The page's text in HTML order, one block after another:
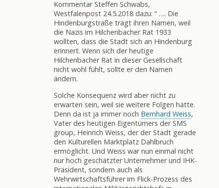
Kommentar Steffen Schwabs,
Westfalenpost 24.5.2018 dazu: “ …. Die
Hindenburgstraße trägt ihren Namen, weil
die Nazis im Hilchenbacher Rat 1933
wollten, dass die Stadt sich an Hindenburg
erinnert. Wenn sich der heutige
Hilchenbacher Rat in dieser Gesellschaft
nicht wohl fühlt, sollte er den Namen
ändern.
Solche Konsequenz wird aber nicht zu
erwarten sein, weil sie weitere Folgen hätte.
Denn da ist ja immer noch Bernhard Weiss,
Vater des heutigen Eigentümers der SMS
group, Heinrich Weiss, der der Stadt gerade
den Kulturellen Marktplatz Dahlbruch
ermöglicht. Und Weiss war nun einmal nicht
nur hoch geschätzter Unternehmer und IHK-
Präsident, sondern auch als
Wehrwirtschaftsführer im Flick-Prozess des